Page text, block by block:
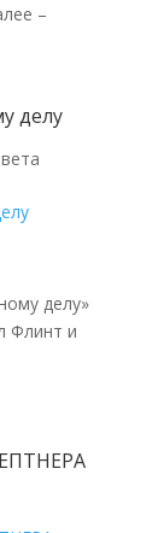
–
делу
делу»
Флинт и